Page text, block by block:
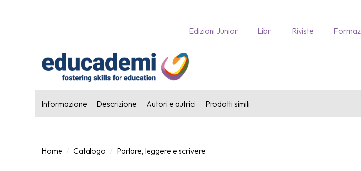
Edizioni Junior Libri Riviste
Informazione Descrizione Autori e autrici Prodotti simili
Home Catalogo Parlare, leggere e scrivere